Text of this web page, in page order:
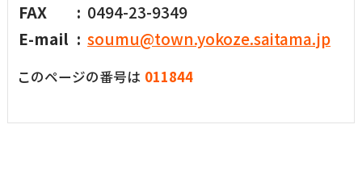
おくやみ
手続きガイド
横瀬町（町長） へのご意見等
窓口案内 トップページ
FAX
0494-23-9349
E-mail
soumu@town.yokoze.saitama.jp
このページの番号は 011844